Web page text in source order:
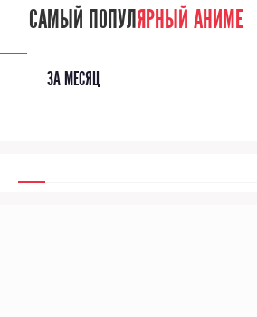
САМЫЙ ПОПУЛЯРНЫЙ АНИМЕ
ЗА МЕСЯЦ